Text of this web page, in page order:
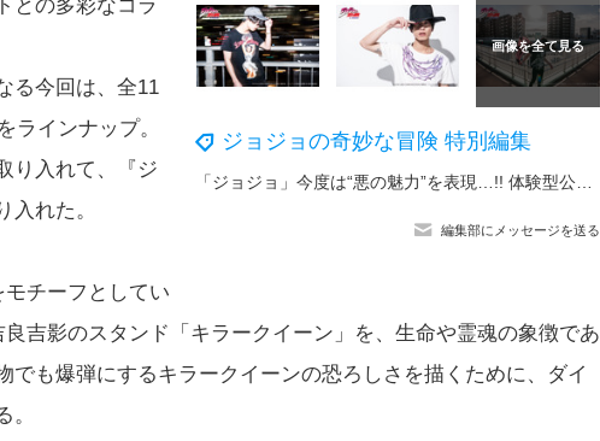
ジョジョの奇妙な冒険 特別編集
「ジョジョ」今度は“悪の魅力”を表現…!! 体験型公式ショップが26年冬・大阪に誕生！TOKYOとは対局のコンセプトに注目
編集部にメッセージを送る
との多彩なコラ
る今回は、全11
ラインナップ。
り入れて、『ジ
入れた。
チーフとしてい
吉影のスタンド「キラークイーン」を、生命や霊魂の象徴であ
でも爆弾にするキラークイーンの恐ろしさを描くために、ダイ